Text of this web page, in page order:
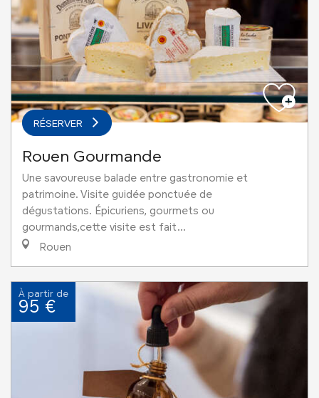
RÉSERVER
Rouen Gourmande
Une savoureuse balade entre gastronomie et
patrimoine. Visite guidée ponctuée de
dégustations. Épicuriens, gourmets ou
gourmands,cette visite est fait...
Rouen
À partir de
95 €